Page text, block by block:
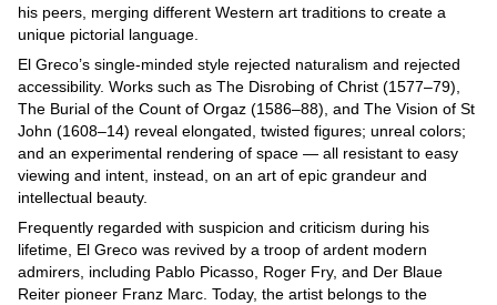
his peers, merging different Western art traditions to create a
unique pictorial language.
El Greco’s single-minded style rejected naturalism and rejected
accessibility. Works such as The Disrobing of Christ (1577–79),
The Burial of the Count of Orgaz (1586–88), and The Vision of St
John (1608–14) reveal elongated, twisted figures; unreal colors;
and an experimental rendering of space ― all resistant to easy
viewing and intent, instead, on an art of epic grandeur and
intellectual beauty.
Frequently regarded with suspicion and criticism during his
lifetime, El Greco was revived by a troop of ardent modern
admirers, including Pablo Picasso, Roger Fry, and Der Blaue
Reiter pioneer Franz Marc. Today, the artist belongs to the